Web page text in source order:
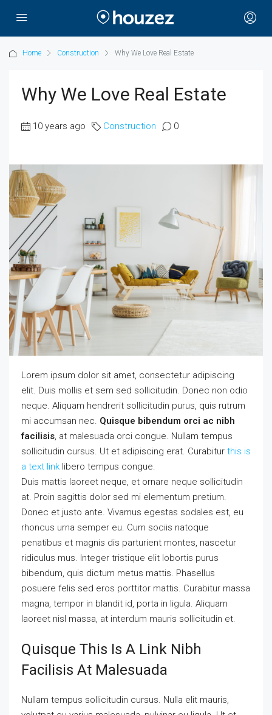
Home Construction Why We Love Real Estate
Why We Love Real Estate
10 years ago Construction 0
Lorem ipsum dolor sit amet, consectetur adipiscing
elit. Duis mollis et sem sed sollicitudin. Donec non odio
neque. Aliquam hendrerit sollicitudin purus, quis rutrum
mi accumsan nec. Quisque bibendum orci ac nibh
facilisis , at malesuada orci congue. Nullam tempus
sollicitudin cursus. Ut et adipiscing erat. Curabitur this is
a text link libero tempus congue.
Duis mattis laoreet neque, et ornare neque sollicitudin
at. Proin sagittis dolor sed mi elementum pretium.
Donec et justo ante. Vivamus egestas sodales est, eu
rhoncus urna semper eu. Cum sociis natoque
penatibus et magnis dis parturient montes, nascetur
ridiculus mus. Integer tristique elit lobortis purus
bibendum, quis dictum metus mattis. Phasellus
posuere felis sed eros porttitor mattis. Curabitur massa
magna, tempor in blandit id, porta in ligula. Aliquam
laoreet nisl massa, at interdum mauris sollicitudin et.
Quisque This Is A Link Nibh
Facilisis At Malesuada
Nullam tempus sollicitudin cursus. Nulla elit mauris,